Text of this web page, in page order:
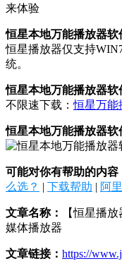
来体验
恒星本地万能播放器软
恒星播放器仅支持
统。
恒星本地万能播放器软
不限速下载：恒星万能
恒星本地万能播放器软
可能对你有帮助的内容
么选？ | 下载帮助 | 阿
文章名称：
【恒星播
媒体播放器
文章链接： https://